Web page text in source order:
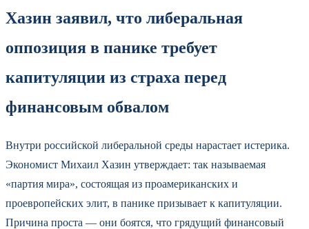
Хазин заявил, что либеральная
оппозиция в панике требует
капитуляции из страха перед
финансовым обвалом
Внутри российской либеральной среды нарастает истерика.
Экономист Михаил Хазин утверждает: так называемая
«партия мира», состоящая из проамериканских и
проевропейских элит, в панике призывает к капитуляции.
Причина проста — они боятся, что грядущий финансовый